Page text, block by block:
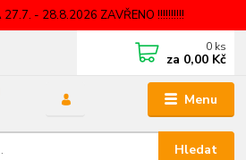
27.7. - 28.8.2026 ZAVŘENO !!!!!!!!!!
Menu
Hledat
0 ks
za 0,00 Kč